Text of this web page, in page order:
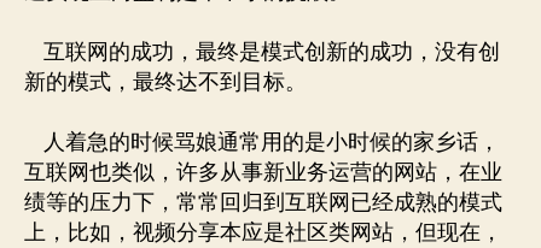
互联网的成功，最终是模式创新的成功，没有创
新的模式，最终达不到目标。
人着急的时候骂娘通常用的是小时候的家乡话，
互联网也类似，许多从事新业务运营的网站，在业
绩等的压力下，常常回归到互联网已经成熟的模式
上，比如，视频分享本应是社区类网站，但现在，